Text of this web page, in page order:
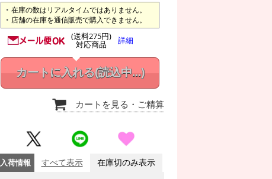
在庫の数はリアルタイムではありません。
店舗の在庫を通信販売で購入できません。
(送料275円)
対応商品 詳細
カートに入れる(読込中...)
カートを見る ・ご精算
入荷情報 すべて表示 在庫切のみ表示